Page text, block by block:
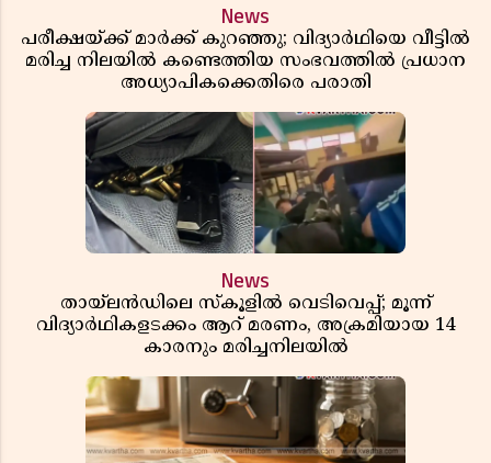
News
പരീക്ഷയ്ക്ക് മാർക്ക് കുറഞ്ഞു; വിദ്യാർഥിയെ വീട്ടിൽ
മരിച്ച നിലയിൽ കണ്ടെത്തിയ സംഭവത്തിൽ പ്രധാന
അധ്യാപികക്കെതിരെ പരാതി
News
തായ്‌ലൻഡിലെ സ്‌കൂളിൽ വെടിവെപ്പ്; മൂന്ന്
വിദ്യാർഥികളടക്കം ആറ് മരണം, അക്രമിയായ 14
കാരനും മരിച്ചനിലയിൽ